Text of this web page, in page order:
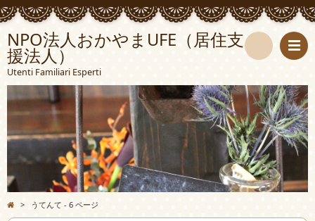
NPO法人おかやまUFE（居住支
援法人）
Utenti Familiari Esperti
索
> うてんて - 6 ページ